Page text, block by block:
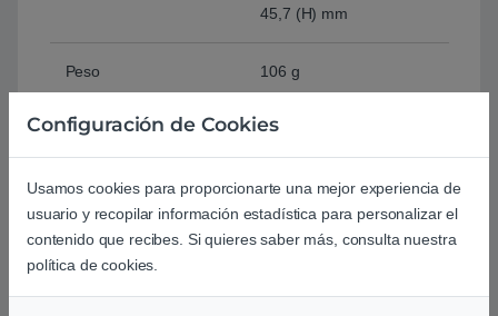
45,7 (H) mm
Peso 106 g
Color Negro
Garantía 3 años
Comprar Ratón Razer Pro Click Blanco16000 DPI
Configuración de Cookies
Usamos cookies para proporcionarte una mejor experiencia de
usuario y recopilar información estadística para personalizar el
contenido que recibes. Si quieres saber más, consulta nuestra
política de cookies.